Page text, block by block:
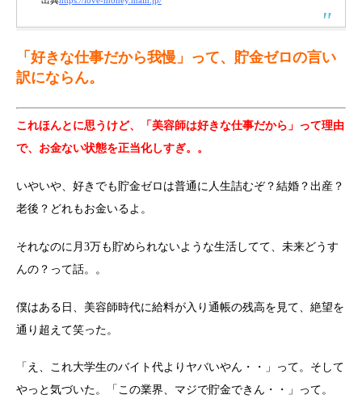
「好きな仕事だから我慢」って、貯金ゼロの言い
訳にならん。
これほんとに思うけど、「美容師は好きな仕事だから」って理由
で、お金ない状態を正当化しすぎ。。
いやいや、好きでも貯金ゼロは普通に人生詰むぞ？結婚？出産？
老後？どれもお金いるよ。
それなのに月3万も貯められないような生活してて、未来どうす
んの？って話。。
僕はある日、美容師時代に給料が入り通帳の残高を見て、絶望を
通り超えて笑った。
「え、これ大学生のバイト代よりヤバいやん・・」って。そして
やっと気づいた。「この業界、マジで貯金できん・・」って。